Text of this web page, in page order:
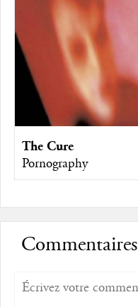
The Cure
Pornography
Commentaires